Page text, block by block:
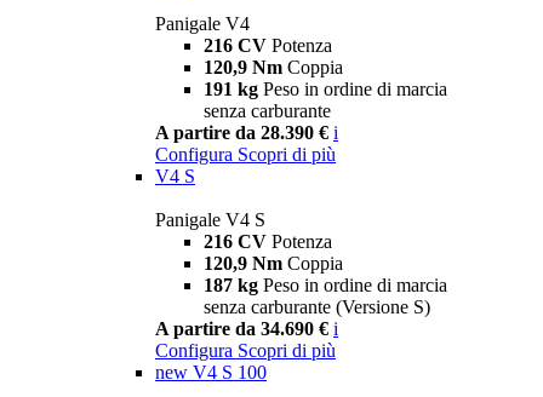
Panigale V4
216 CV Potenza
120,9 Nm Coppia
191 kg Peso in ordine di marcia
senza carburante
A partire da 28.390 € i
Configura Scopri di più
V4 S
Panigale V4 S
216 CV Potenza
120,9 Nm Coppia
187 kg Peso in ordine di marcia
senza carburante (Versione S)
A partire da 34.690 € i
Configura Scopri di più
new V4 S 100